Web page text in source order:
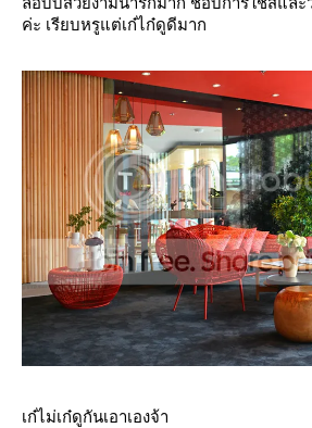
ค่ะ เรียบหรูแต่เก๋ไก๋ดูดีมาก
เก๋ไม่เก๋ดูกันเอาเองจ้า